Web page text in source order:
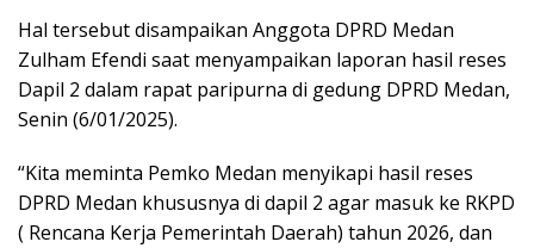
Hal tersebut disampaikan Anggota DPRD Medan
Zulham Efendi saat menyampaikan laporan hasil reses
Dapil 2 dalam rapat paripurna di gedung DPRD Medan,
Senin (6/01/2025).
“Kita meminta Pemko Medan menyikapi hasil reses
DPRD Medan khususnya di dapil 2 agar masuk ke RKPD
( Rencana Kerja Pemerintah Daerah) tahun 2026, dan